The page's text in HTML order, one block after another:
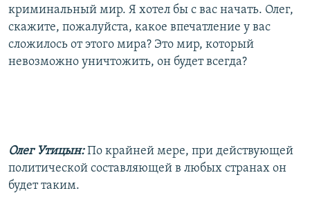
криминальный мир. Я хотел бы с вас начать. Олег,
скажите, пожалуйста, какое впечатление у вас
сложилось от этого мира? Это мир, который
невозможно уничтожить, он будет всегда?
Олег Утицын:По крайней мере, при действующей
политической составляющей в любых странах он
будет таким.